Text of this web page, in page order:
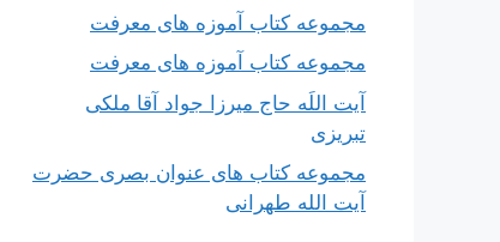
مجموعه کتاب آموزه های معرفت
مجموعه کتاب آموزه های معرفت
آیت اللَه حاج میرزا جواد آقا ملکی
تبریزی
مجموعه کتاب های عنوان بصری حضرت
آیت الله طهرانی